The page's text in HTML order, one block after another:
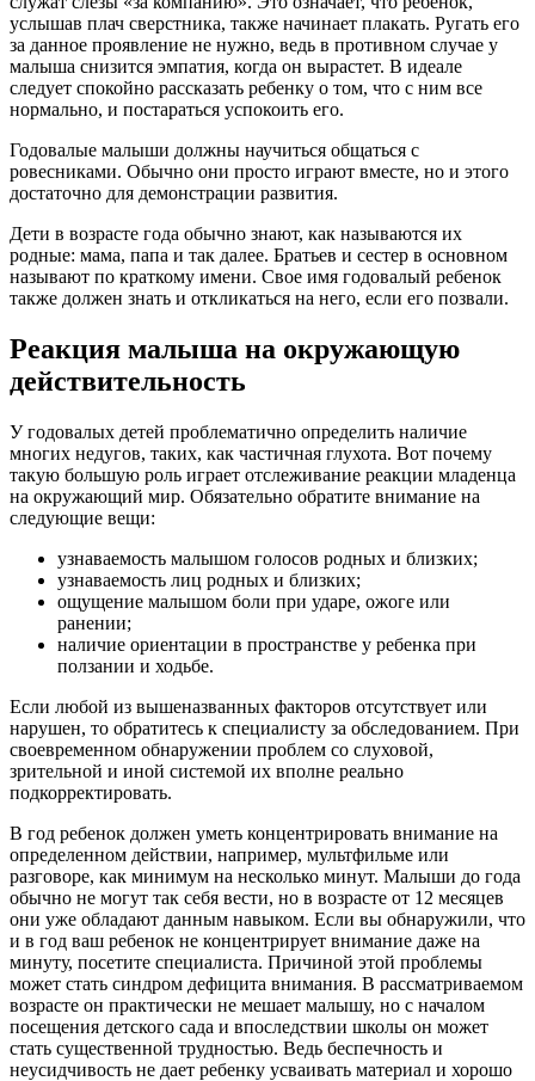
услышав плач сверстника, также начинает плакать. Ругать его
за данное проявление не нужно, ведь в противном случае у
малыша снизится эмпатия, когда он вырастет. В идеале
следует спокойно рассказать ребенку о том, что с ним все
нормально, и постараться успокоить его.
Годовалые малыши должны научиться общаться с
ровесниками. Обычно они просто играют вместе, но и этого
достаточно для демонстрации развития.
Дети в возрасте года обычно знают, как называются их
родные: мама, папа и так далее. Братьев и сестер в основном
называют по краткому имени. Свое имя годовалый ребенок
также должен знать и откликаться на него, если его позвали.
Реакция малыша на окружающую
действительность
У годовалых детей проблематично определить наличие
многих недугов, таких, как частичная глухота. Вот почему
такую большую роль играет отслеживание реакции младенца
на окружающий мир. Обязательно обратите внимание на
следующие вещи:
узнаваемость малышом голосов родных и близких;
узнаваемость лиц родных и близких;
ощущение малышом боли при ударе, ожоге или
ранении;
наличие ориентации в пространстве у ребенка при
ползании и ходьбе.
Если любой из вышеназванных факторов отсутствует или
нарушен, то обратитесь к специалисту за обследованием. При
своевременном обнаружении проблем со слуховой,
зрительной и иной системой их вполне реально
подкорректировать.
В год ребенок должен уметь концентрировать внимание на
определенном действии, например, мультфильме или
разговоре, как минимум на несколько минут. Малыши до года
обычно не могут так себя вести, но в возрасте от 12 месяцев
они уже обладают данным навыком. Если вы обнаружили, что
и в год ваш ребенок не концентрирует внимание даже на
минуту, посетите специалиста. Причиной этой проблемы
может стать синдром дефицита внимания. В рассматриваемом
возрасте он практически не мешает малышу, но с началом
посещения детского сада и впоследствии школы он может
стать существенной трудностью. Ведь беспечность и
неусидчивость не дает ребенку усваивать материал и хорошо